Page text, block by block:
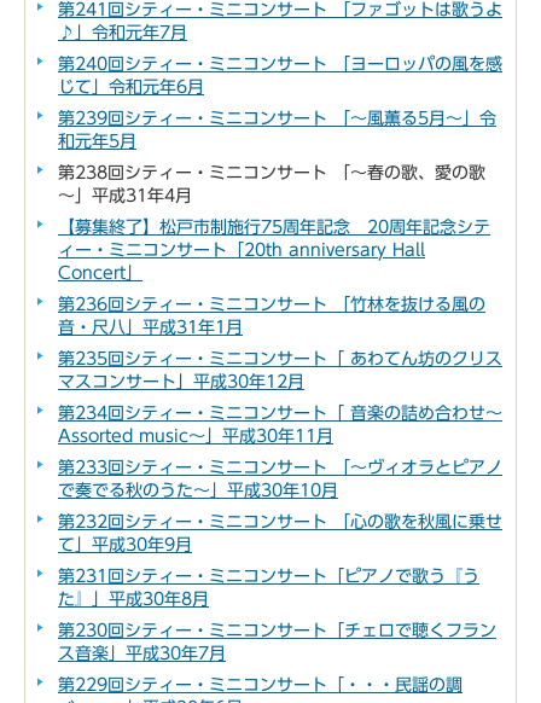
第241回シティー・ミニコンサート 「ファゴットは歌うよ
♪」令和元年7月
第240回シティー・ミニコンサート 「ヨーロッパの風を感
じて」令和元年6月
第239回シティー・ミニコンサート 「～風薫る5月～」令
和元年5月
第238回シティー・ミニコンサート 「～春の歌、愛の歌
～」平成31年4月
【募集終了】松戸市制施行75周年記念 20周年記念シテ
ィー・ミニコンサート「20th anniversary Hall
Concert」
第236回シティー・ミニコンサート 「竹林を抜ける風の
音・尺八」平成31年1月
第235回シティー・ミニコンサート「 あわてん坊のクリス
マスコンサート」平成30年12月
第234回シティー・ミニコンサート「 音楽の詰め合わせ～
Assorted music～」平成30年11月
第233回シティー・ミニコンサート 「～ヴィオラとピアノ
で奏でる秋のうた～」平成30年10月
第232回シティー・ミニコンサート 「心の歌を秋風に乗せ
て」平成30年9月
第231回シティー・ミニコンサート「ピアノで歌う『う
た』」平成30年8月
第230回シティー・ミニコンサート「チェロで聴くフラン
ス音楽」平成30年7月
第229回シティー・ミニコンサート「・・・民謡の調